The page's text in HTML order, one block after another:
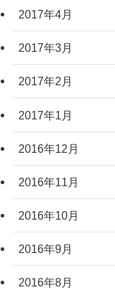
2017年4月
2017年3月
2017年2月
2017年1月
2016年12月
2016年11月
2016年10月
2016年9月
2016年8月